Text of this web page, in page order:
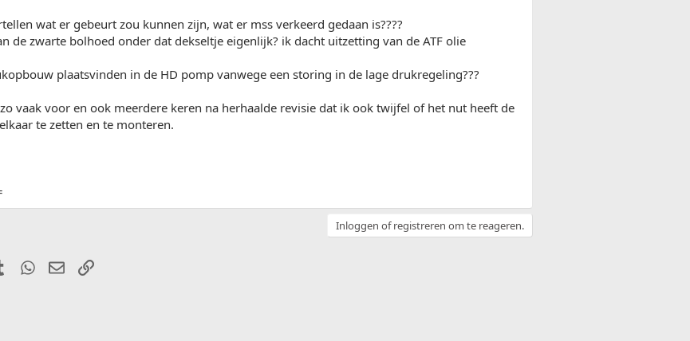
wat er gebeurt zou kunnen zijn, wat er mss verkeerd gedaan is????
de zwarte bolhoed onder dat dekseltje eigenlijk? ik dacht uitzetting van de ATF olie
plaatsvinden in de HD pomp vanwege een storing in de lage drukregeling???
vaak voor en ook meerdere keren na herhaalde revisie dat ik ook twijfel of het nut heeft de
te zetten en te monteren.
Inloggen of registreren om te reageren.
Tumblr WhatsApp
E-mailLink